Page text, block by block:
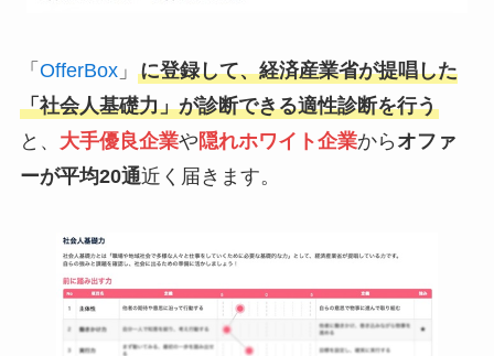
「 OfferBox」 に登録して、経済産業省が提唱した
「社会人基礎力」が診断できる適性診断を行う
と、 大手優良企業や隠れホワイト企業から オファ
ーが平均20通近く届きます。